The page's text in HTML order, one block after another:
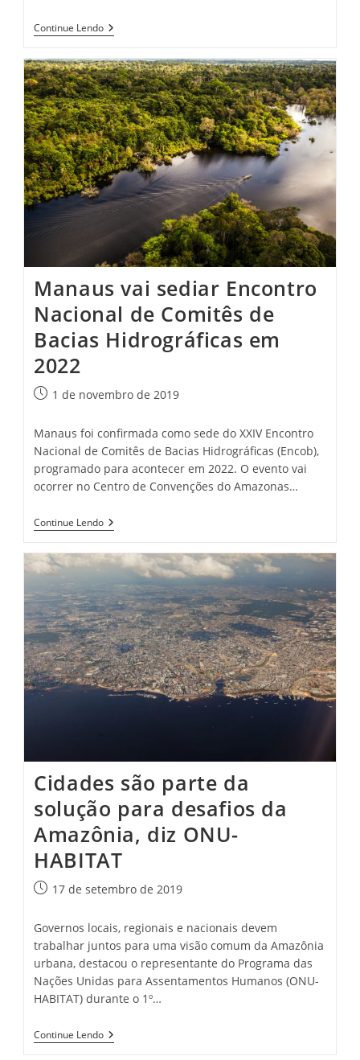
Continue LendoPesquisadores
Latinos
A
Gestão
De
Regiões
Metropolitanas
Em
Brasília
Manaus vai sediar Encontro
Nacional de Comitês de
Bacias Hidrográficas em
2022
Post1 de novembro de 2019
Manaus foi confirmada como sede do XXIV Encontro
Nacional de Comitês de Bacias Hidrográficas (Encob),
programado para acontecer em 2022. O evento vai
ocorrer no Centro de Convenções do Amazonas…
Continue LendoManaus
Vai
Encontro
Nacional
Comitês
De
Bacias
Hidrográficas
Em
2022
Cidades são parte da
solução para desafios da
Amazônia, diz ONU-
HABITAT
Post17 de setembro de 2019
Governos locais, regionais e nacionais devem
trabalhar juntos para uma visão comum da Amazônia
urbana, destacou o representante do Programa das
Nações Unidas para Assentamentos Humanos (ONU-
HABITAT) durante o 1º…
Continue LendoCidades
São